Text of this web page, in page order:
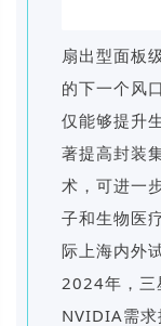
扇出型面板
的下一个风
仅能够提升
著提高封装
术，可进一
子和生物医
际上海内外
2024年，三
NVIDIA需求